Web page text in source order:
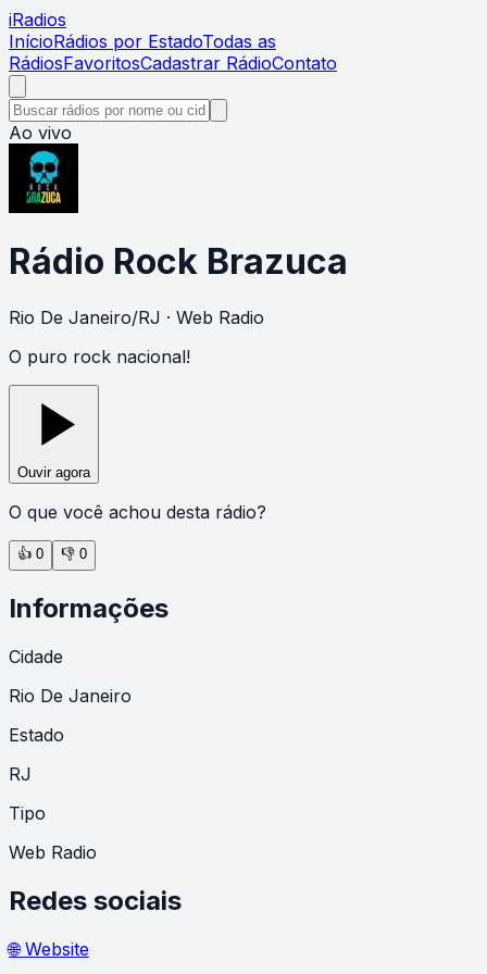
iRadios
InícioRádios por EstadoTodas as
RádiosFavoritosCadastrar RádioContato
Ao vivo
Rádio Rock Brazuca
Rio De Janeiro/RJ · Web Radio
O puro rock nacional!
Ouvir agora
O que você achou desta rádio?
👍 0 👎 0
Informações
Cidade
Rio De Janeiro
Estado
RJ
Tipo
Web Radio
Redes sociais
🌐 Website